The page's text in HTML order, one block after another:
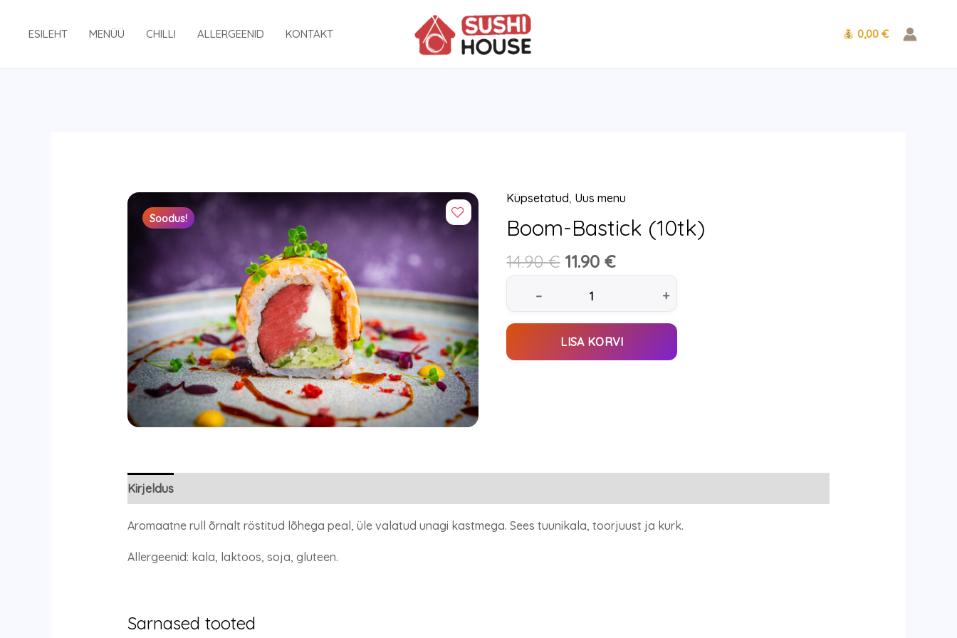
ESILEHT MENÜÜ CHILLI ALLERGEENID KONTAKT 0,00 €
Soodus!
Küpsetatud, Uus menu
Boom-Bastick (10tk)
14.90€
Original
price
was:
14.90 €.
11.90€
Current
price
is:
11.90 €.
Boom-
Bastick
quantity
– +
LISA KORVI
Kirjeldus
Aromaatne rull õrnalt röstitud lõhega peal, üle valatud unagi kastmega. Sees tuunikala, toorjuust ja kurk.
Allergeenid: kala, laktoos, soja, gluteen.
Sarnased tooted